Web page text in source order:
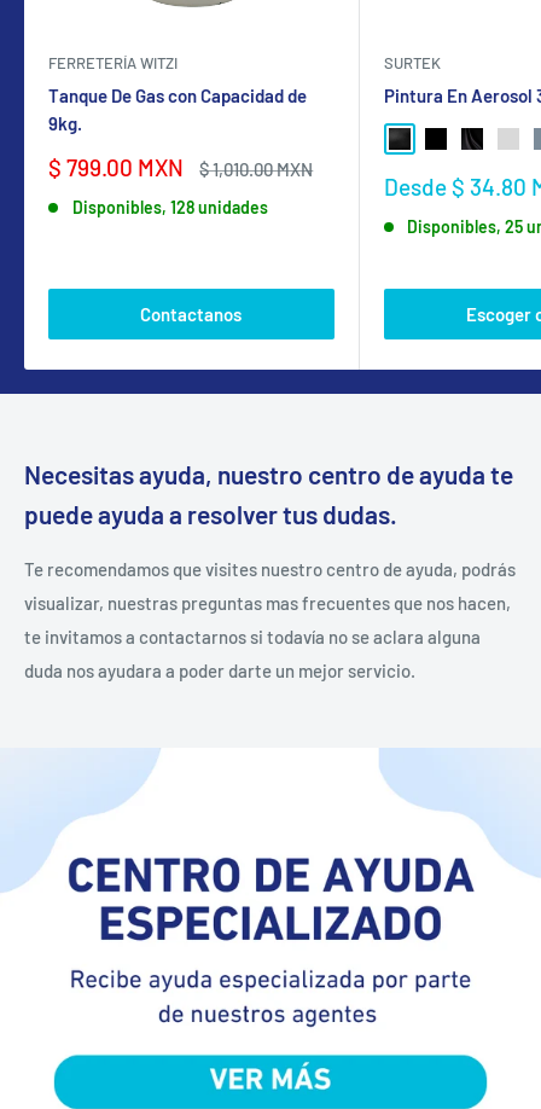
FERRETERÍA WITZI
Tanque De Gas con Capacidad de
9kg.
Precio
venta
$ 799.00 MXN
Precio
$ 1,010.00 MXN
Disponibles, 128 unidades
Contactanos
SURTEK
Pintura En Aerosol
NEGRO BRILLANTE
NEGRO MATE
NEGRO
Precio
venta
Desde $ 34.80
Disponibles, 25
Escoger
Necesitas ayuda, nuestro centro de ayuda te
puede ayuda a resolver tus dudas.
Te recomendamos que visites nuestro centro de ayuda, podrás
visualizar, nuestras preguntas mas frecuentes que nos hacen,
te invitamos a contactarnos si todavía no se aclara alguna
duda nos ayudara a poder darte un mejor servicio.